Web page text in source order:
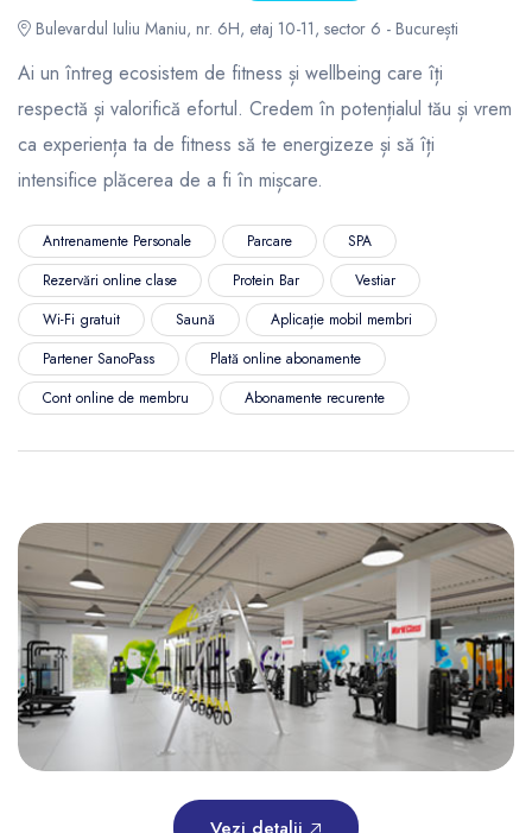
Bulevardul Iuliu Maniu, nr. 6H, etaj 10-11, sector 6 - București
Ai un întreg ecosistem de fitness și wellbeing care îți
respectă și valorifică efortul. Credem în potențialul tău și vrem
ca experiența ta de fitness să te energizeze și să îți
intensifice plăcerea de a fi în mișcare.
Antrenamente Personale Parcare
SPA
Rezervări online clase
Protein Bar
Vestiar
Wi-Fi gratuit
Saună
Aplicație mobil membri
Partener SanoPass
Plată online abonamente
Cont online de membru
Abonamente recurente